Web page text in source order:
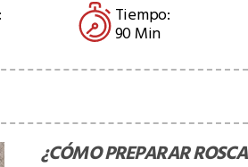
Tiempo:
90 Min
¿CÓMO PREPARAR